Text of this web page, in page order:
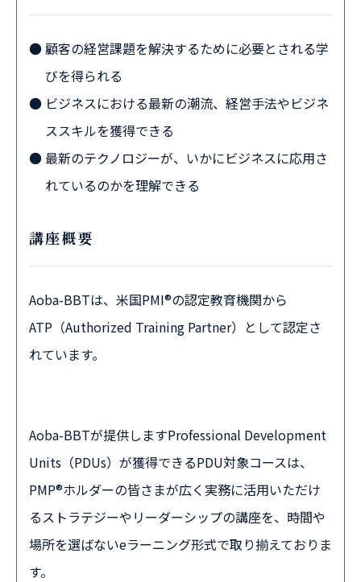
顧客の経営課題を解決するために必要とされる学
びを得られる
ビジネスにおける最新の潮流、経営手法やビジネ
ススキルを獲得できる
最新のテクノロジーが、いかにビジネスに応用さ
れているのかを理解できる
講座概要
Aoba-BBTは、米国PMI®の認定教育機関から
ATP（Authorized Training Partner）として認定さ
れています。
Aoba-BBTが提供しますProfessional Development
Units（PDUs）が獲得できるPDU対象コースは、
PMP®ホルダーの皆さまが広く実務に活用いただけ
るストラテジーやリーダーシップの講座を、時間や
場所を選ばないeラーニング形式で取り揃えておりま
す。